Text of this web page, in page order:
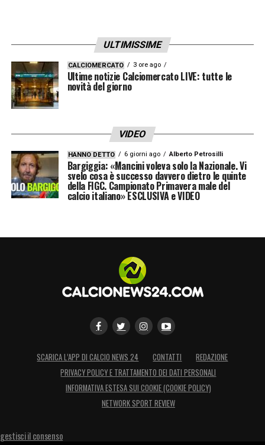
ULTIMISSIME
CALCIOMERCATO 3 ore ago
Ultime notizie Calciomercato LIVE: tutte le
novità del giorno
VIDEO
HANNO DETTO 6 giorni ago Alberto Petrosilli
Bargiggia: «Mancini voleva solo la Nazionale. Vi
svelo cosa è successo davvero dietro le quinte
della FIGC. Campionato Primavera male del
calcio italiano» ESCLUSIVA e VIDEO
SCARICA L’APP DI CALCIO NEWS 24 CONTATTI
REDAZIONE
PRIVACY POLICY E TRATTAMENTO DEI DATI PERSONALI
INFORMATIVA ESTESA SUI COOKIE (COOKIE POLICY)
NETWORK SPORT REVIEW
gestisci il consenso